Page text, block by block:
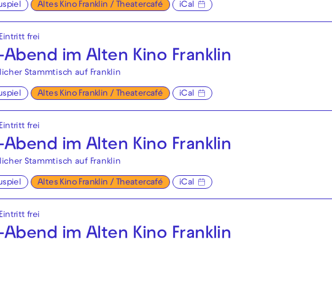
Altes Kino Franklin / Theatercafé iCal
Eintritt frei
Abend im Alten Kino Franklin
Stammtisch auf Franklin
Altes Kino Franklin / Theatercafé iCal
Eintritt frei
Abend im Alten Kino Franklin
Stammtisch auf Franklin
Altes Kino Franklin / Theatercafé iCal
Eintritt frei
Abend im Alten Kino Franklin